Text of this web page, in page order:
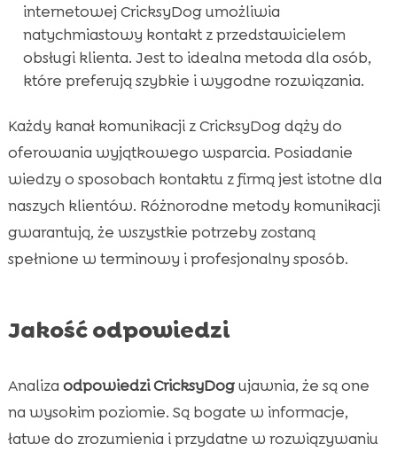
internetowej CricksyDog umożliwia
natychmiastowy kontakt z przedstawicielem
obsługi klienta. Jest to idealna metoda dla osób,
które preferują szybkie i wygodne rozwiązania.
Każdy kanał komunikacji z CricksyDog dąży do
oferowania wyjątkowego wsparcia. Posiadanie
wiedzy o sposobach kontaktu z firmą jest istotne dla
naszych klientów. Różnorodne metody komunikacji
gwarantują, że wszystkie potrzeby zostaną
spełnione w terminowy i profesjonalny sposób.
Jakość odpowiedzi
Analiza odpowiedzi CricksyDogujawnia, że są one
na wysokim poziomie. Są bogate w informacje,
łatwe do zrozumienia i przydatne w rozwiązywaniu